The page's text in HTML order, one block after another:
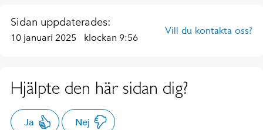
Sidan uppdaterades:
10 januari 2025 klockan 9:56
Vill du kontakta oss?
Hjälpte den här sidan dig?
Ja Nej